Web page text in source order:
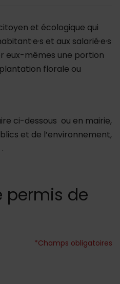
et écologique qui
et aux salarié·e·s
eux-mêmes une portion
florale ou
ci-dessous ou en mairie,
et de l’environnement,
permis de
*Champs obligatoires